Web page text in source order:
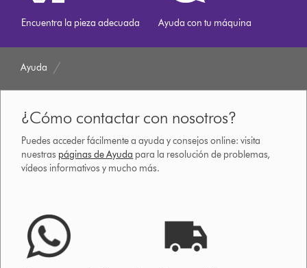
Encuentra la pieza adecuada Ayuda con tu máquina
Ayuda
¿Cómo contactar con nosotros?
Puedes acceder fácilmente a ayuda y consejos online: visita
nuestras páginas de Ayuda para la resolución de problemas,
vídeos informativos y mucho más.